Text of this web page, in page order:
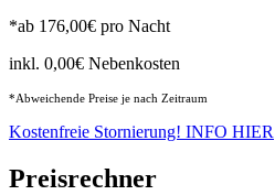
*ab 176,00€ pro Nacht
inkl. 0,00€ Nebenkosten
*Abweichende Preise je nach Zeitraum
Kostenfreie Stornierung! INFO HIER
Preisrechner